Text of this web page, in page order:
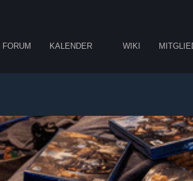
FORUM KALENDER WIKI